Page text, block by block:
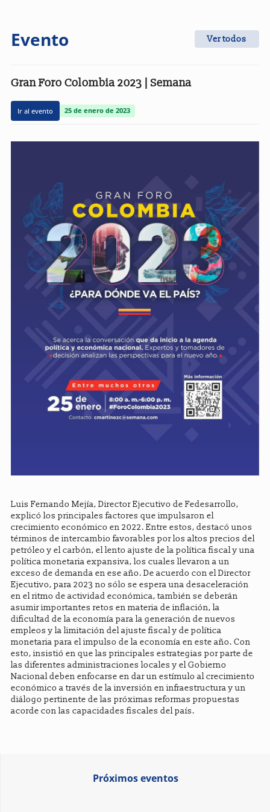
Evento Ver todos
Gran Foro Colombia 2023 | Semana
Ir al evento 25 de enero de 2023
Luis Fernando Mejía, Director Ejecutivo de Fedesarrollo,
explicó los principales factores que impulsaron el
crecimiento económico en 2022. Entre estos, destacó unos
términos de intercambio favorables por los altos precios del
petróleo y el carbón, el lento ajuste de la política fiscal y una
política monetaria expansiva, los cuales llevaron a un
exceso de demanda en ese año. De acuerdo con el Director
Ejecutivo, para 2023 no sólo se espera una desaceleración
en el ritmo de actividad económica, también se deberán
asumir importantes retos en materia de inflación, la
dificultad de la economía para la generación de nuevos
empleos y la limitación del ajuste fiscal y de política
monetaria para el impulso de la economía en este año. Con
esto, insistió en que las principales estrategias por parte de
las diferentes administraciones locales y el Gobierno
Nacional deben enfocarse en dar un estímulo al crecimiento
económico a través de la inversión en infraestructura y un
diálogo pertinente de las próximas reformas propuestas
acorde con las capacidades fiscales del país.
Próximos eventos